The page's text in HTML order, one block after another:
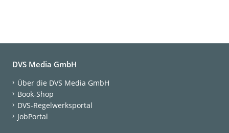
DVS Media GmbH
Über die DVS Media GmbH
Book-Shop
DVS-Regelwerksportal
JobPortal